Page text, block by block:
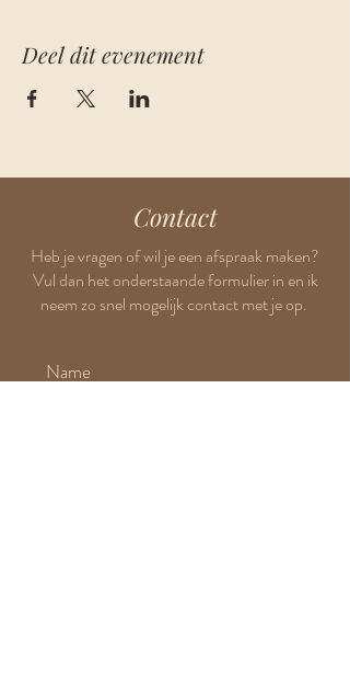
Deel dit evenement
Contact
Heb je vragen of wil je een afspraak maken?
Vul dan het onderstaande formulier in en ik
neem zo snel mogelijk contact met je op.